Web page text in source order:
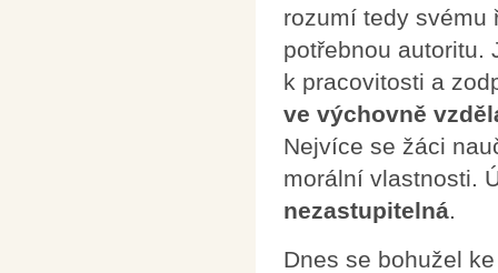
rozumí tedy svému
potřebnou autoritu.
k pracovitosti a
ve výchovně
Nejvíce se žáci
morální vlastnosti.
nezastupitelná.
Dnes se bohužel